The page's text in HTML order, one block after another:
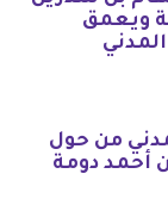
ويعمق
من حول
أحمد دومة